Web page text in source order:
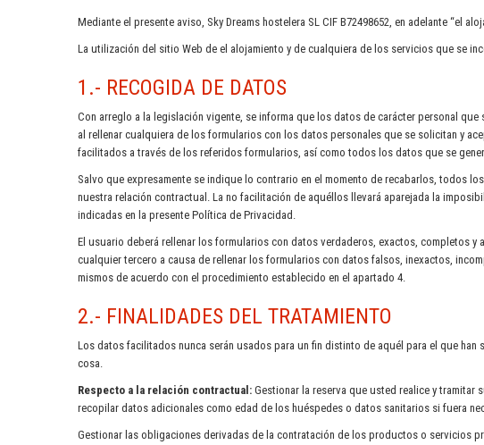
Mediante el presente aviso, Sky Dreams hostelera SL CIF B72498652, en adelante “el
La utilización del sitio Web de el alojamiento y de cualquiera de los servicios que se
1.- RECOGIDA DE DATOS
Con arreglo a la legislación vigente, se informa que los datos de carácter personal
al rellenar cualquiera de los formularios con los datos personales que se solicitan y
facilitados a través de los referidos formularios, así como todos los datos que se
Salvo que expresamente se indique lo contrario en el momento de recabarlos, todos
nuestra relación contractual. La no facilitación de aquéllos llevará aparejada la
indicadas en la presente Política de Privacidad.
El usuario deberá rellenar los formularios con datos verdaderos, exactos, completos
cualquier tercero a causa de rellenar los formularios con datos falsos, inexactos,
mismos de acuerdo con el procedimiento establecido en el apartado 4.
2.- FINALIDADES DEL TRATAMIENTO
Los datos facilitados nunca serán usados para un fin distinto de aquél para el que
cosa.
Respecto a la relación contractual: Gestionar la reserva que usted realice y
recopilar datos adicionales como edad de los huéspedes o datos sanitarios si fuera
Gestionar las obligaciones derivadas de la contratación de los productos o servicios